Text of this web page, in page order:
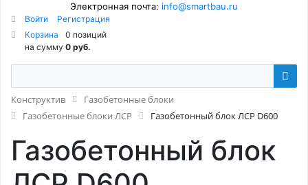
Электронная почта: info@smartbau.ru
Войти
Регистрация
Корзина
0 позиций
на сумму 0 руб.
Конструктив
Газобетонные блоки
Газобетонные блоки ЛСР
Газобетонный блок ЛСР D600
Газобетонный блок